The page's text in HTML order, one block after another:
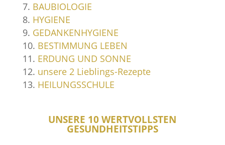
BAUBIOLOGIE
HYGIENE
GEDANKENHYGIENE
BESTIMMUNG LEBEN
ERDUNG UND SONNE
unsere 2 Lieblings-Rezepte
HEILUNGSSCHULE
UNSERE 10 WERTVOLLSTEN
GESUNDHEITSTIPPS